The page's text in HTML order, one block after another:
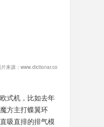
片来源：www.dictionar.co
式机，比如去年
方主打蝶翼环
吸直排的排气模